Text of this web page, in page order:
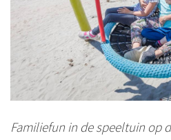
Familiefun in de speeltuin op